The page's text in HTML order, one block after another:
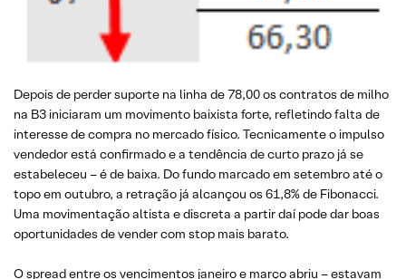
Depois de perder suporte na linha de 78,00 os contratos de milho
na B3 iniciaram um movimento baixista forte, refletindo falta de
interesse de compra no mercado físico. Tecnicamente o impulso
vendedor está confirmado e a tendência de curto prazo já se
estabeleceu – é de baixa. Do fundo marcado em setembro até o
topo em outubro, a retração já alcançou os 61,8% de Fibonacci.
Uma movimentação altista e discreta a partir daí pode dar boas
oportunidades de vender com stop mais barato.
O spread entre os vencimentos janeiro e março abriu – estavam